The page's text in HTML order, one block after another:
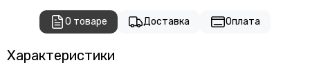
О товаре Доставка Оплата
Характеристики